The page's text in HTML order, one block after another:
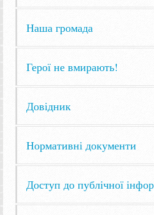
Наша громада
Герої не вмирають!
Довідник
Нормативні документи
Доступ до публічної